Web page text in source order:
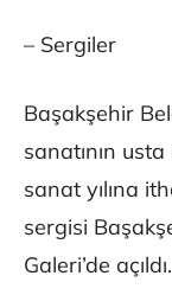
– Sergiler
Başakşehir
sanatının
sanat yılına
sergisi
Galeri’de açıldı.